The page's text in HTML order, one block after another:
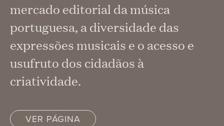
mercado editorial da música
portuguesa, a diversidade das
expressões musicais e o acesso e
usufruto dos cidadãos à
criatividade.
VER PÁGINA